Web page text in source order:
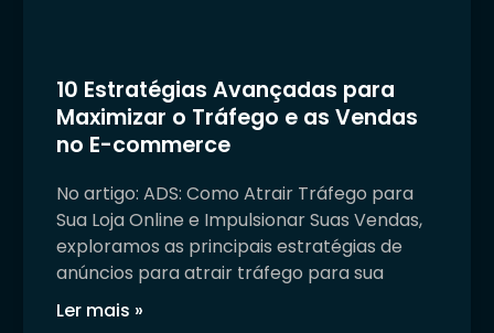
10 Estratégias Avançadas para
Maximizar o Tráfego e as Vendas
no E-commerce
No artigo: ADS: Como Atrair Tráfego para
Sua Loja Online e Impulsionar Suas Vendas,
exploramos as principais estratégias de
anúncios para atrair tráfego para sua
Ler mais »